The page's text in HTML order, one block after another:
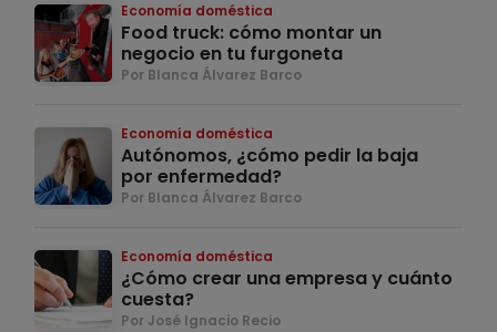
Economía doméstica
Food truck: cómo montar un
negocio en tu furgoneta
Por Blanca Álvarez Barco
Economía doméstica
Autónomos, ¿cómo pedir la baja
por enfermedad?
Por Blanca Álvarez Barco
Economía doméstica
¿Cómo crear una empresa y cuánto
cuesta?
Por José Ignacio Recio